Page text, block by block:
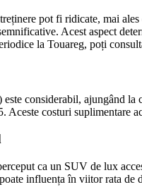
pot fi ridicate, mai
Acest aspect
la Touareg, poți
considerabil, ajungând
costuri suplimentare
ca un SUV de lux
influența în viitor rata